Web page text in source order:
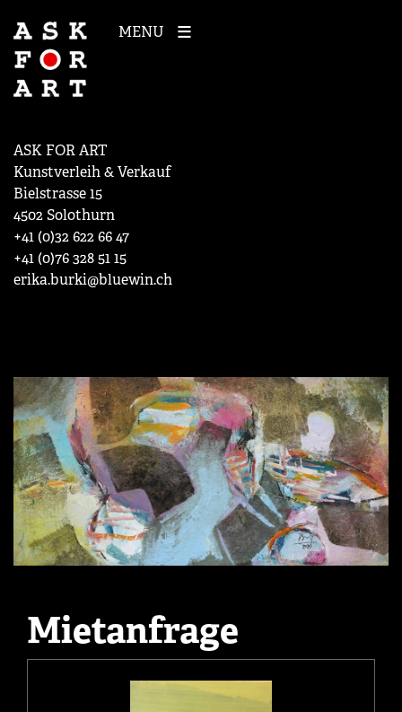
MENU
ASK FOR ART
Kunstverleih & Verkauf
Bielstrasse 15
4502 Solothurn
+41 (0)32 622 66 47
+41 (0)76 328 51 15
erika.burki@bluewin.ch
Mietanfrage